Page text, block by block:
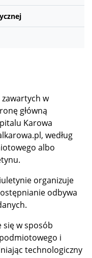
w
główną
Karowa
według
albo
organizuje
odbywa
się w sposób
i
technologiczny